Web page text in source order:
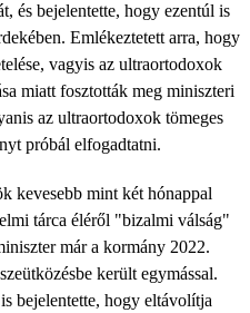
és bejelentette, hogy ezentúl is
Emlékeztetett arra, hogy
vagyis az ultraortodoxok
miatt fosztották meg miniszteri
az ultraortodoxok tömeges
próbál elfogadtatni.
kevesebb mint két hónappal
tárca éléről "bizalmi válság"
már a kormány 2022.
került egymással.
bejelentette, hogy eltávolítja